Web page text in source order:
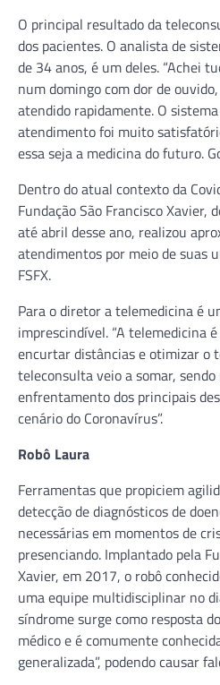
O principal resultado da
dos pacientes. O analista de
de 34 anos, é um deles. “Achei
num domingo com dor de
atendido rapidamente. O
atendimento foi muito
essa seja a medicina do futuro.
Dentro do atual contexto da
Fundação São Francisco Xavier,
até abril desse ano, realizou
atendimentos por meio de suas
FSFX.
Para o diretor a telemedicina é
imprescindível. “A telemedicina
encurtar distâncias e otimizar o
teleconsulta veio a somar,
enfrentamento dos principais
cenário do Coronavírus”.
Robô Laura
Ferramentas que propiciem
detecção de diagnósticos de
necessárias em momentos de
presenciando. Implantado pela
Xavier, em 2017, o robô
uma equipe multidisciplinar no
síndrome surge como resposta
médico e é comumente
generalizada”, podendo causar